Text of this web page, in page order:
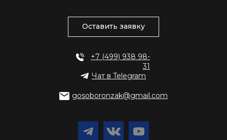
Оставить заявку
Чат в Telegram
gosoboronzak@gmail.com
+7 (499) 938 98-
31